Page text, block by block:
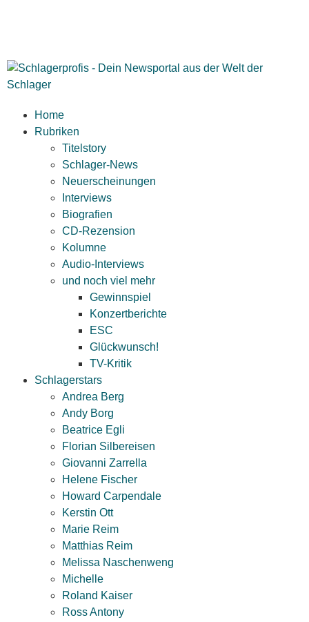
Home
Rubriken
Titelstory
Schlager-News
Neuerscheinungen
Interviews
Biografien
CD-Rezension
Kolumne
Audio-Interviews
und noch viel mehr
Gewinnspiel
Konzertberichte
ESC
Glückwunsch!
TV-Kritik
Schlagerstars
Andrea Berg
Andy Borg
Beatrice Egli
Florian Silbereisen
Giovanni Zarrella
Helene Fischer
Howard Carpendale
Kerstin Ott
Marie Reim
Matthias Reim
Melissa Naschenweng
Michelle
Roland Kaiser
Ross Antony